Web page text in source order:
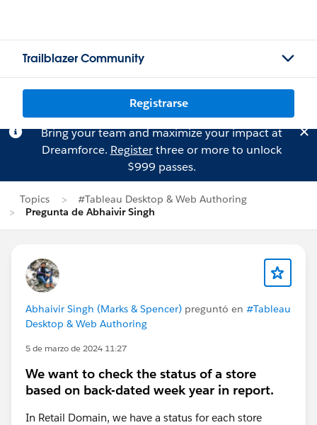
Trailblazer Community
Registrarse
Bring your team and maximize your impact at
Dreamforce. Registerthree or more to unlock
$999 passes.
Topics
#Tableau Desktop & Web Authoring
Pregunta de Abhaivir Singh
Abhaivir Singh (Marks & Spencer) preguntó en #Tableau
Desktop & Web Authoring
5 de marzo de 2024 11:27
We want to check the status of a store
based on back-dated week year in report.
In Retail Domain, we have a status for each store